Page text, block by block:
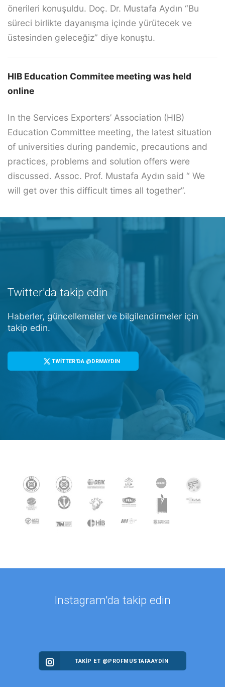
önerileri konuşuldu. Doç. Dr. Mustafa Aydın “Bu
süreci birlikte dayanışma içinde yürütecek ve
üstesinden geleceğiz” diye konuştu.
HIB Education Commitee meeting was held
online
In the Services Exporters’ Association (HIB)
Education Committee meeting, the latest situation
of universities during pandemic, precautions and
practices, problems and solution offers were
discussed. Assoc. Prof. Mustafa Aydın said “ We
will get over this difficult times all together”.
Twitter'da takip edin
Haberler, güncellemeler ve bilgilendirmeler için
takip edin.
TWİTTER'DA @DRMAYDIN
Instagram'da takip edin
TAKİP ET @PROFMUSTAFAAYDIN